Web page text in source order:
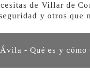
de Villar de
y otros que
Ávila - Qué es y